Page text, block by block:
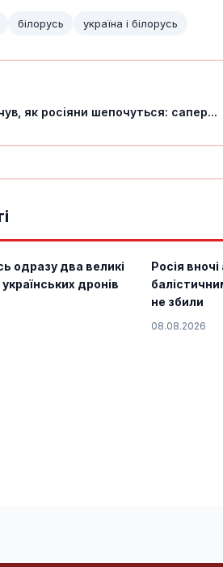
білорусь україна і білорусь
як росіяни шепочуться: сапер...
одразу два великі
дронів
Росія
не збили
08.08.2026